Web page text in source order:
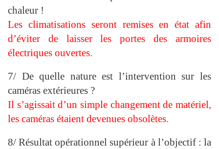
chaleur !
Les climatisations seront remises en état afin
d’éviter de laisser les portes des armoires
électriques ouvertes.
7/ De quelle nature est l’intervention sur les
caméras extérieures ?
Il s’agissait d’un simple changement de matériel,
les caméras étaient devenues obsolètes.
8/ Résultat opérationnel supérieur à l’objectif : la